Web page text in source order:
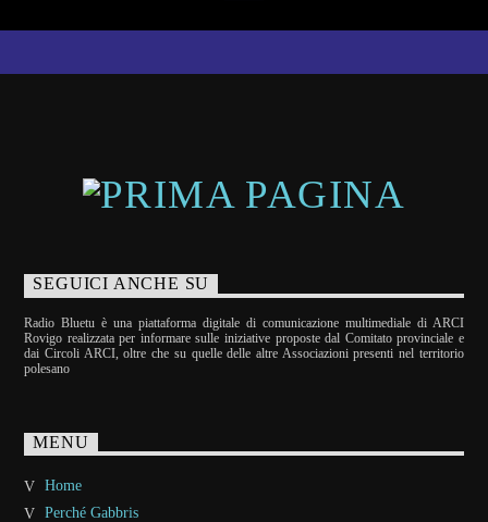
SEGUICI ANCHE SU
Radio Bluetu è una piattaforma digitale di comunicazione multimediale di ARCI
Rovigo realizzata per informare sulle iniziative proposte dal Comitato provinciale e
dai Circoli ARCI, oltre che su quelle delle altre Associazioni presenti nel territorio
polesano
MENU
Home
Perché Gabbris